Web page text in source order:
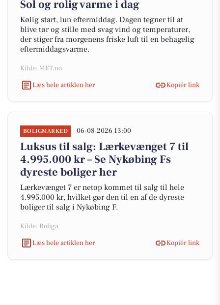
Sol og rolig varme i dag
Kølig start, lun eftermiddag. Dagen tegner til at
blive tør og stille med svag vind og temperaturer,
der stiger fra morgenens friske luft til en behagelig
eftermiddagsvarme.
Kilde: MET.no
Læs hele artiklen her
Kopiér link
BOLIGMARKED 06-08-2026 13:00
Luksus til salg: Lærkevænget 7 til
4.995.000 kr – Se Nykøbing Fs
dyreste boliger her
Lærkevænget 7 er netop kommet til salg til hele
4.995.000 kr, hvilket gør den til en af de dyreste
boliger til salg i Nykøbing F.
Kilde: Boliga
Læs hele artiklen her
Kopiér link